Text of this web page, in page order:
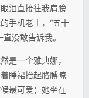
泪直接往我肩膀
手机老土，“五十
没敢告诉我。
是一个雅典娜，
睡裙抬起胳膊晾
最可爱；她坐在